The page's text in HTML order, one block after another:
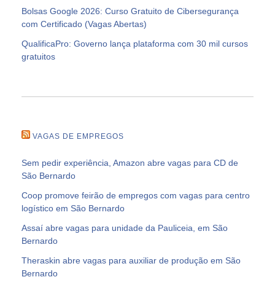
Bolsas Google 2026: Curso Gratuito de Cibersegurança
com Certificado (Vagas Abertas)
QualificaPro: Governo lança plataforma com 30 mil cursos
gratuitos
VAGAS DE EMPREGOS
Sem pedir experiência, Amazon abre vagas para CD de
São Bernardo
Coop promove feirão de empregos com vagas para centro
logístico em São Bernardo
Assaí abre vagas para unidade da Pauliceia, em São
Bernardo
Theraskin abre vagas para auxiliar de produção em São
Bernardo